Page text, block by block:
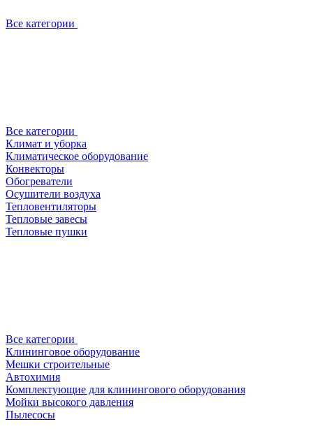
Все категории
Все категории
Климат и уборка
Климатическое оборудование
Конвекторы
Обогреватели
Осушители воздуха
Тепловентиляторы
Тепловые завесы
Тепловые пушки
Все категории
Клининговое оборудование
Мешки строительные
Автохимия
Комплектующие для клинингового оборудования
Мойки высокого давления
Пылесосы